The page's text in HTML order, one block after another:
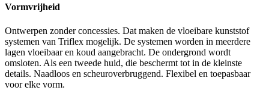
Vormvrijheid
Ontwerpen zonder concessies. Dat maken de vloeibare kunststof
systemen van Triflex mogelijk. De systemen worden in meerdere
lagen vloeibaar en koud aangebracht. De ondergrond wordt
omsloten. Als een tweede huid, die beschermt tot in de kleinste
details. Naadloos en scheuroverbruggend. Flexibel en toepasbaar
voor elke vorm.